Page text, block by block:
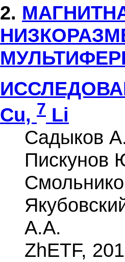
2.
Cu, 7 Li
Садыков
Пискунов
А.А.
ZhETF,